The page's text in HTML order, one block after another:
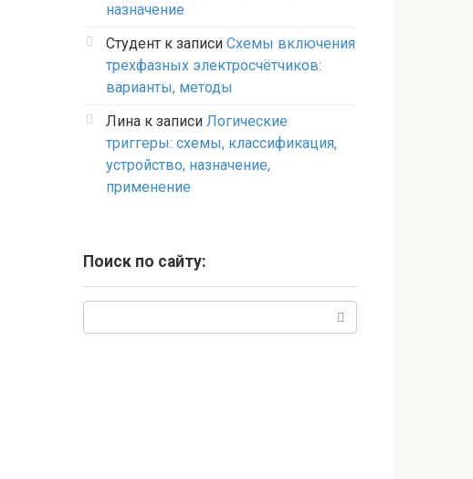
назначение
Студент к записи Схемы включения
трехфазных электросчётчиков:
варианты, методы
Лина к записи Логические
триггеры: схемы, классификация,
устройство, назначение,
применение
Поиск по сайту: